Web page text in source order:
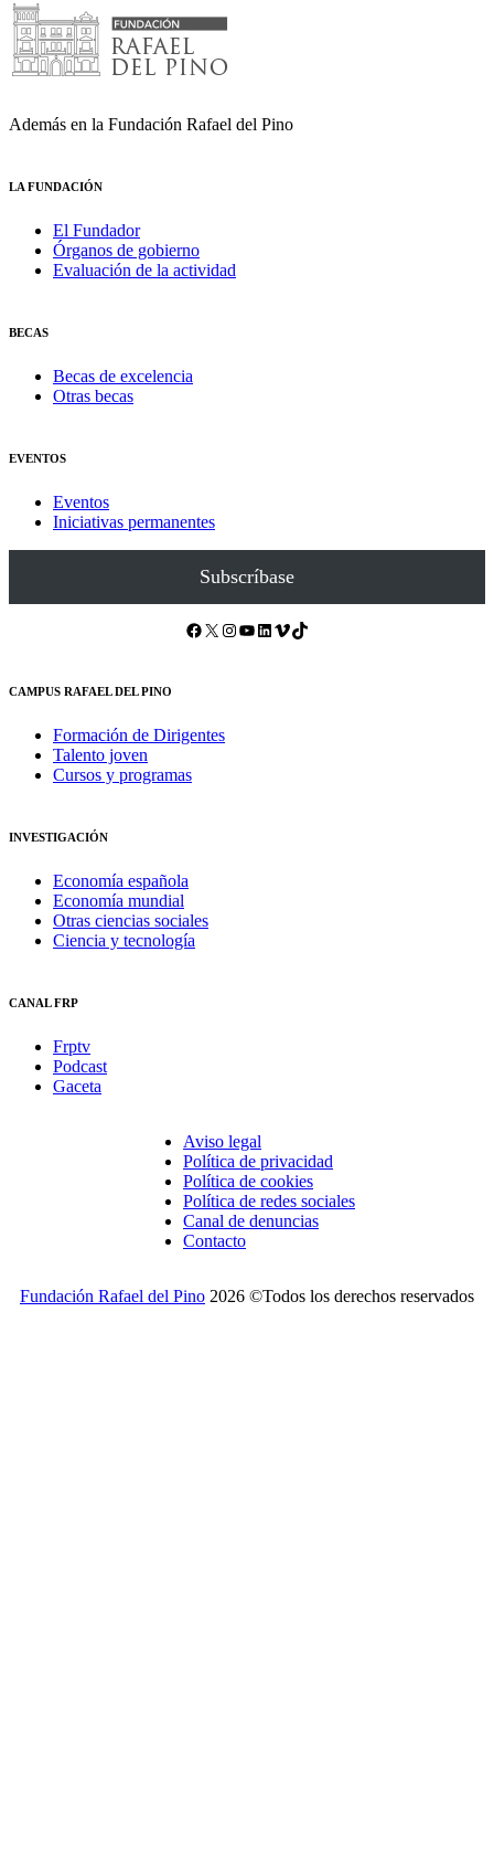
Además en la Fundación Rafael del Pino
LA FUNDACIÓN
El Fundador
Órganos de gobierno
Evaluación de la actividad
BECAS
Becas de excelencia
Otras becas
EVENTOS
Eventos
Iniciativas permanentes
Subscríbase
Facebook X Instagram YouTube LinkedIn Vimeo TikTok
CAMPUS RAFAEL DEL PINO
Formación de Dirigentes
Talento joven
Cursos y programas
INVESTIGACIÓN
Economía española
Economía mundial
Otras ciencias sociales
Ciencia y tecnología
CANAL FRP
Frptv
Podcast
Gaceta
Aviso legal
Política de privacidad
Política de cookies
Política de redes sociales
Canal de denuncias
Contacto
Fundación Rafael del Pino 2026 ©Todos los derechos reservados